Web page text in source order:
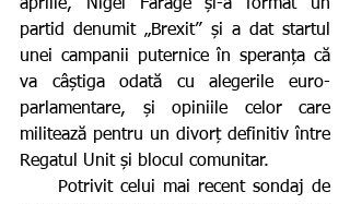
aprilie, Nigel Farage și-a format un
partid denumit „Brexit” și a dat startul
unei campanii puternice în speranța că
va câștiga odată cu alegerile euro-
parlamentare, și opiniile celor care
militează pentru un divorț definitiv între
Regatul Unit și blocul comunitar.